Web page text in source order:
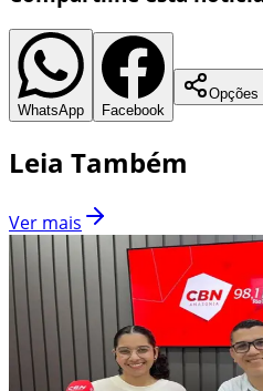
WhatsApp Facebook
Opções
Leia Também
Ver mais